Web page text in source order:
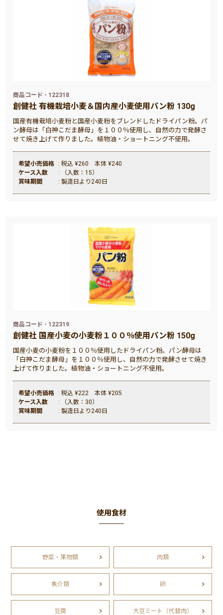
商品コード - 122318
創健社 有機栽培小麦＆国内産小麦使用パン粉 130g
国産有機栽培小麦粉と国産小麦粉をブレンドしたドライパン粉。パ
ン酵母は「白神こだま酵母」を１００％使用し、自然の力で発酵さ
せて焼き上げて作りました。植物油・ショートニング不使用。
希望小売価格
: 税込 ¥260 本体 ¥240
ケース入数
: （入数：15）
賞味期間
: 製造日より240日
商品コード - 122319
創健社 国産小麦の小麦粉１００％使用パン粉 150g
国産小麦の小麦粉を１００％使用したドライパン粉。パン酵母は
「白神こだま酵母」を１００％使用し、自然の力で発酵させて焼き
上げて作りました。植物油・ショートニング不使用。
希望小売価格
: 税込 ¥222 本体 ¥205
ケース入数
: （入数：30）
賞味期間
: 製造日より240日
使用食材
野菜・果物類 肉類
魚介類 卵
豆腐 大豆ミート（代替肉）